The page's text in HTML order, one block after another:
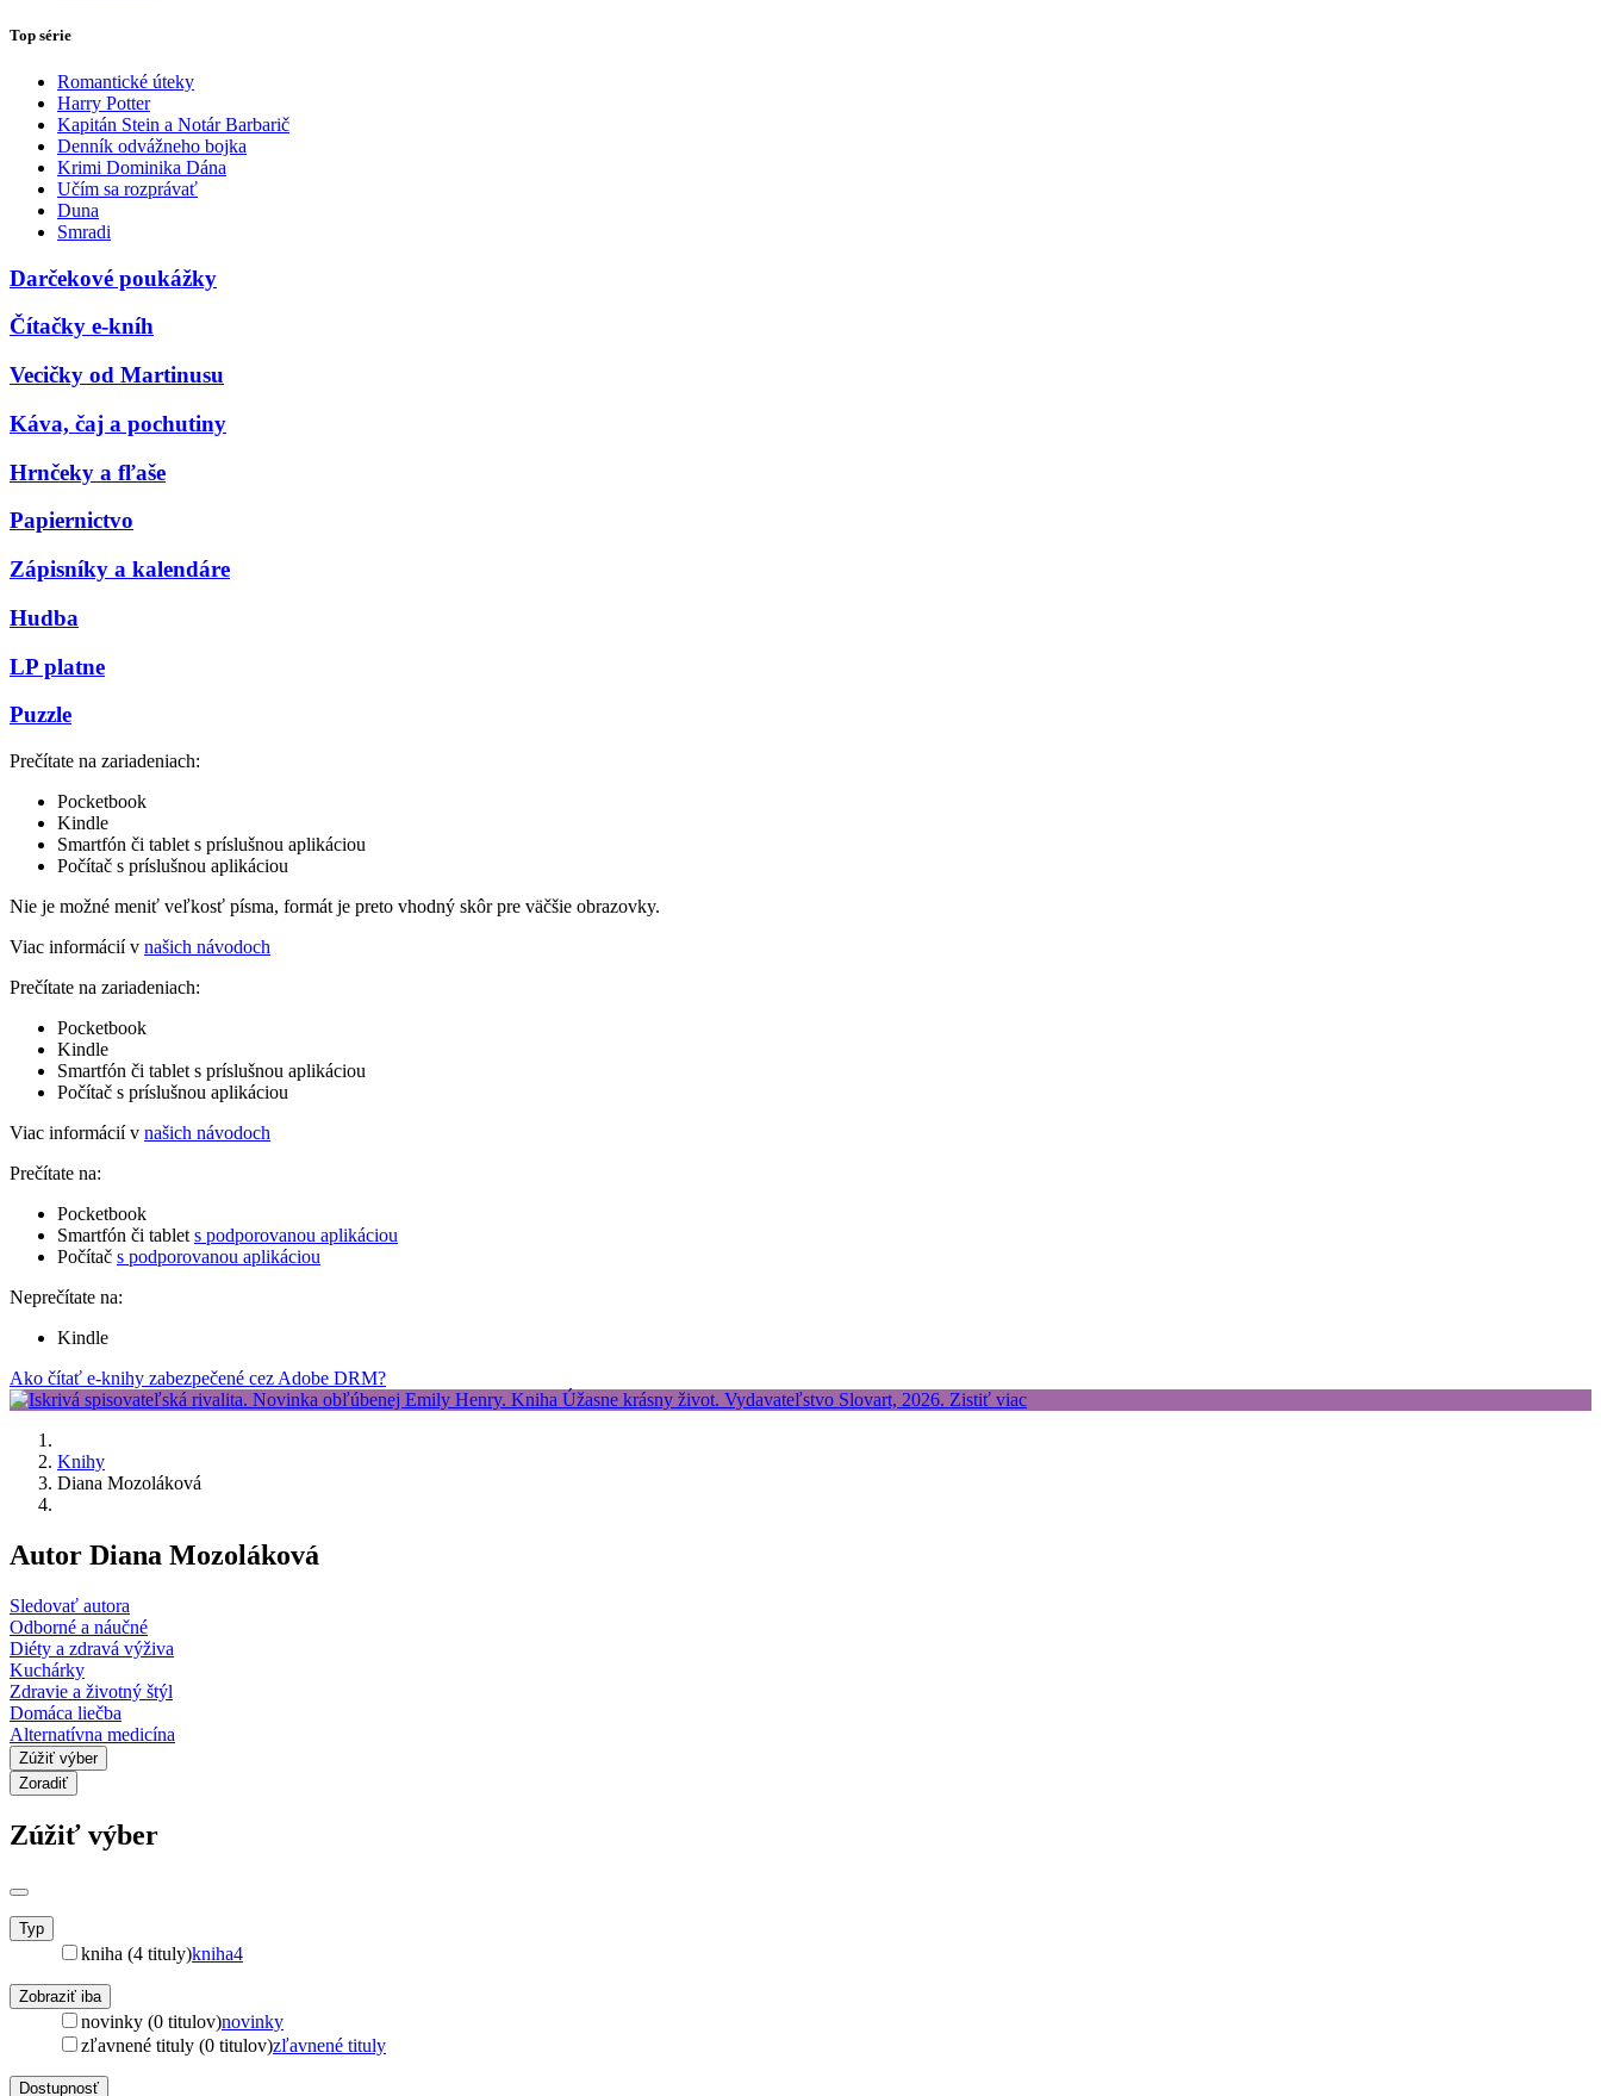
Top série
Romantické úteky
Harry Potter
Kapitán Stein a Notár Barbarič
Denník odvážneho bojka
Krimi Dominika Dána
Učím sa rozprávať
Duna
Smradi
Darčekové poukážky
Čítačky e-kníh
Vecičky od Martinusu
Káva, čaj a pochutiny
Hrnčeky a fľaše
Papiernictvo
Zápisníky a kalendáre
Hudba
LP platne
Puzzle
Prečítate na zariadeniach:
Pocketbook
Kindle
Smartfón či tablet s príslušnou aplikáciou
Počítač s príslušnou aplikáciou
Nie je možné meniť veľkosť písma, formát je preto vhodný skôr pre väčšie obrazovky.
Viac informácií v našich návodoch
Prečítate na zariadeniach:
Pocketbook
Kindle
Smartfón či tablet s príslušnou aplikáciou
Počítač s príslušnou aplikáciou
Viac informácií v našich návodoch
Prečítate na:
Pocketbook
Smartfón či tablet s podporovanou aplikáciou
Počítač s podporovanou aplikáciou
Neprečítate na:
Kindle
Ako čítať e-knihy zabezpečené cez Adobe DRM?
Knihy
Diana Mozoláková
Autor Diana Mozoláková
Sledovať autora
Odborné a náučné
Diéty a zdravá výživa
Kuchárky
Zdravie a životný štýl
Domáca liečba
Alternatívna medicína
Zúžiť výber
Zoradiť
Zúžiť výber
Typ
kniha (4 tituly)kniha4
Zobraziť iba
novinky (0 titulov)novinky
zľavnené tituly (0 titulov)zľavnené tituly
Dostupnosť